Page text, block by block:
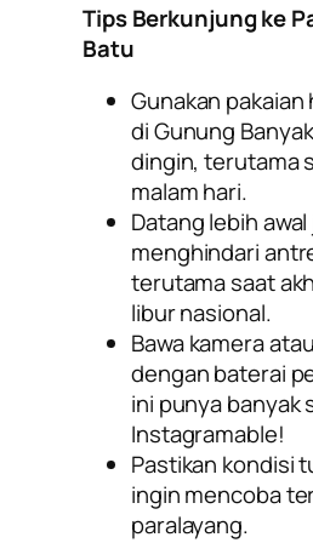
Tips Berkunjung ke
Batu
Gunakan
di Gunung
dingin, terutama
malam hari.
Datang lebih
menghindari
terutama saat
libur nasional.
Bawa kamera
dengan baterai
ini punya banyak
Instagramable!
Pastikan kondisi
ingin mencoba
paralayang.